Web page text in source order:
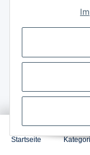
Garantierter
Startseite